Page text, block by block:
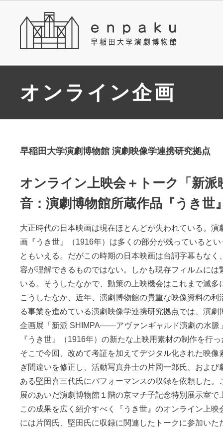
オンライン企画
早稲田大学演劇博物館 演劇映像学連携研究拠点
オンライン上映会＋トーク「新派
音：演劇博物館所蔵作品『うき世
大正時代の日本映画は現在ほとんどが失われている。演
画『うき世』（1916年）は多くの部分が残っていると
ともいえる。だがこの時期の日本映画は台詞字幕もなく
容が理解できるものではない。しかも現存フィルムには
いる。そうしたなかで、動策の上映機会はこれまで滅多
こうしたなか、近年、演劇博物館の貴重な映像資料の利
る事業を進めている演劇映像学連携研究拠点では、演劇
企画展「新派 SHIMPA――アヴァンギャルド演劇の水脈
『うき世』（1916年）の新たな上映用素材の制作を行っ
そこで今回、改めて考証を加えてデジタル化された映像
ぎ間違いを修正し、活動写真弁士の片岡一郎氏、および
ある堅田喜三代氏にパフォーマンスの収録を依頼した。
展のあいだ演劇博物館１階の京マチ子記念特別展示室で
この成果を広く紹介すべく『うき世』のオンライン上映
には片岡氏、堅田氏に収録に関連したトークに参加いた